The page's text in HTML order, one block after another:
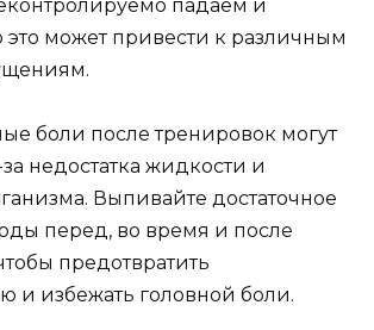
падаем и
это может привести к различным
боли после тренировок могут
недостатка жидкости и
Выпивайте достаточное
перед, во время и после
предотвратить
и избежать головной боли.